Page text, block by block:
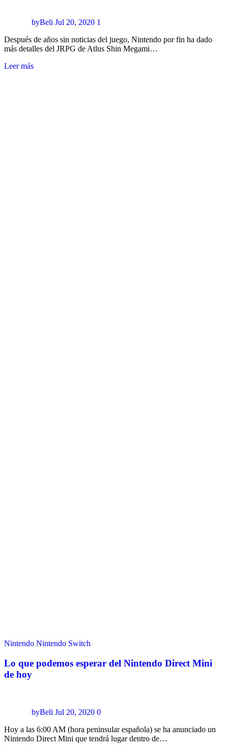
byBeli Jul 20, 2020 1
Después de años sin noticias del juego, Nintendo por fin ha dado
más detalles del JRPG de Atlus Shin Megami…
Leer más
Nintendo Nintendo Switch
Lo que podemos esperar del Nintendo Direct Mini
de hoy
byBeli Jul 20, 2020 0
Hoy a las 6:00 AM (hora peninsular española) se ha anunciado un
Nintendo Direct Mini que tendrá lugar dentro de…